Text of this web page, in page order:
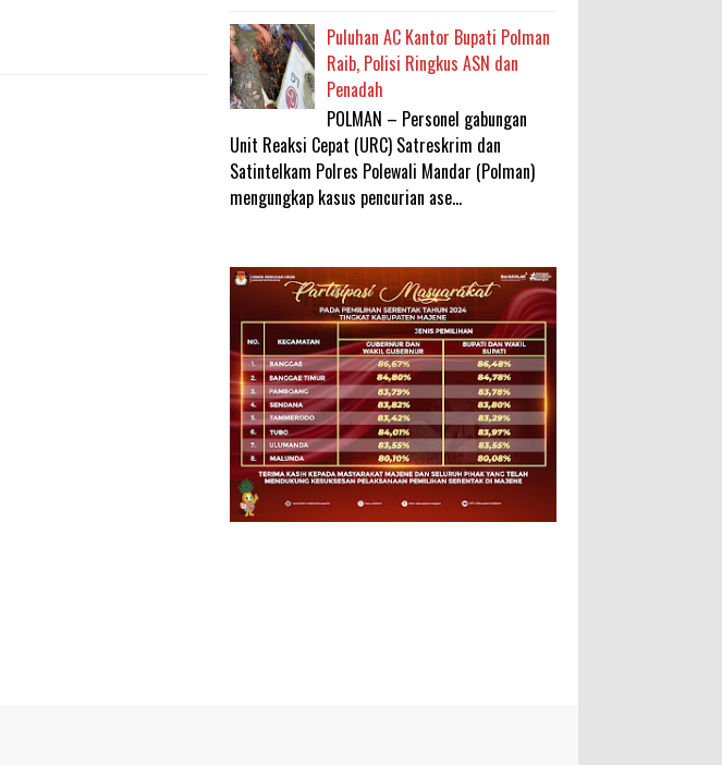
Puluhan AC Kantor Bupati Polman
Raib, Polisi Ringkus ASN dan
Penadah
POLMAN – Personel gabungan
Unit Reaksi Cepat (URC) Satreskrim dan
Satintelkam Polres Polewali Mandar (Polman)
mengungkap kasus pencurian ase...